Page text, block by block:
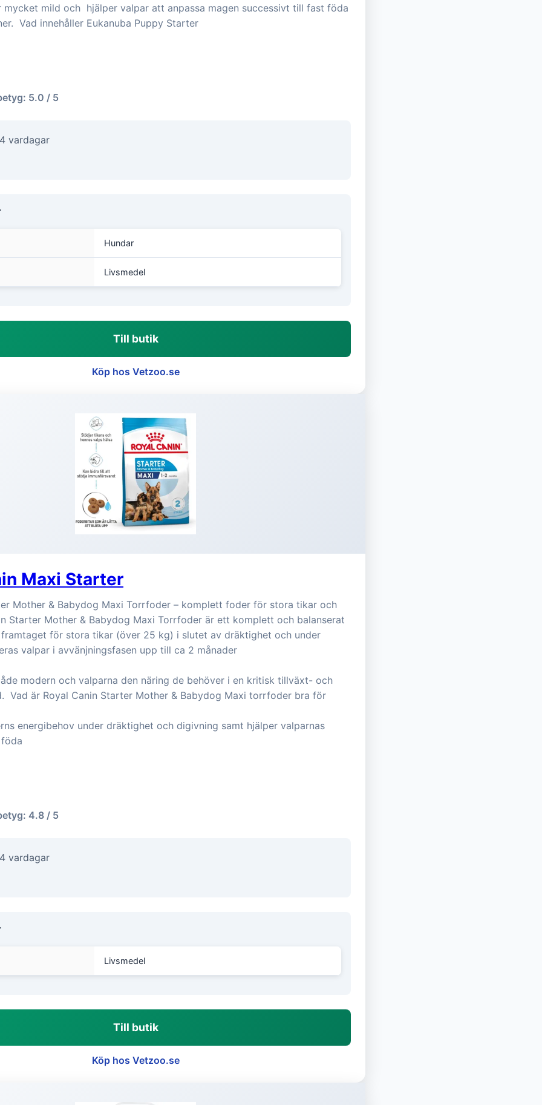
mycket mild och hjälper valpar att anpassa magen successivt till fast föda
Vad innehåller Eukanuba Puppy Starter
5.0 / 5
vardagar
Hundar
Livsmedel
Till butik
Köp hos Vetzoo.se
Maxi Starter
Mother & Babydog Maxi Torrfoder – komplett foder för stora tikar och
Starter Mother & Babydog Maxi Torrfoder är ett komplett och balanserat
för stora tikar (över 25 kg) i slutet av dräktighet och under
valpar i avvänjningsfasen upp till ca 2 månader
modern och valparna den näring de behöver i en kritisk tillväxt- och
Vad är Royal Canin Starter Mother & Babydog Maxi torrfoder bra för
energibehov under dräktighet och digivning samt hjälper valparnas
4.8 / 5
vardagar
Livsmedel
Till butik
Köp hos Vetzoo.se